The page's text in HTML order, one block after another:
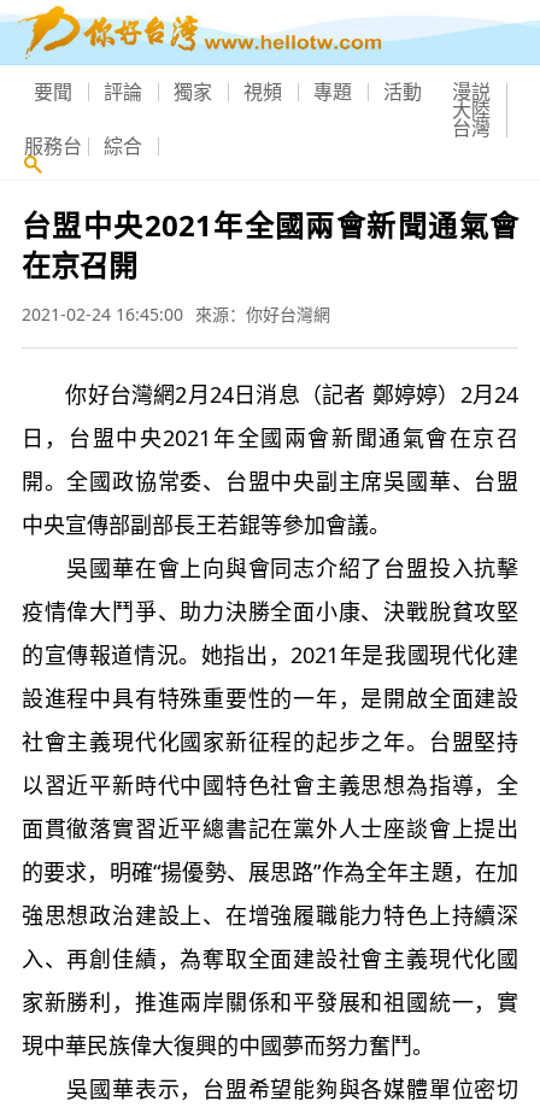
要聞 評論 獨家 視頻 專題 活動 漫説
大陸
台灣
服務台 綜合
台盟中央2021年全國兩會新聞通氣會
在京召開
2021-02-24 16:45:00 來源：你好台灣網
你好台灣網2月24日消息（記者 鄭婷婷）2月24
日，台盟中央2021年全國兩會新聞通氣會在京召
開。全國政協常委、台盟中央副主席吳國華、台盟
中央宣傳部副部長王若錕等參加會議。
吳國華在會上向與會同志介紹了台盟投入抗擊
疫情偉大鬥爭、助力決勝全面小康、決戰脫貧攻堅
的宣傳報道情況。她指出，2021年是我國現代化建
設進程中具有特殊重要性的一年，是開啟全面建設
社會主義現代化國家新征程的起步之年。台盟堅持
以習近平新時代中國特色社會主義思想為指導，全
面貫徹落實習近平總書記在黨外人士座談會上提出
的要求，明確“揚優勢、展思路”作為全年主題，在加
強思想政治建設上、在增強履職能力特色上持續深
入、再創佳績，為奪取全面建設社會主義現代化國
家新勝利，推進兩岸關係和平發展和祖國統一，實
現中華民族偉大復興的中國夢而努力奮鬥。
吳國華表示，台盟希望能夠與各媒體單位密切